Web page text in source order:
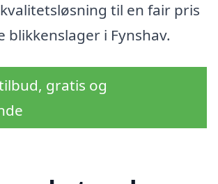
til en fair pris
blikkenslager i Fynshav.
gratis og